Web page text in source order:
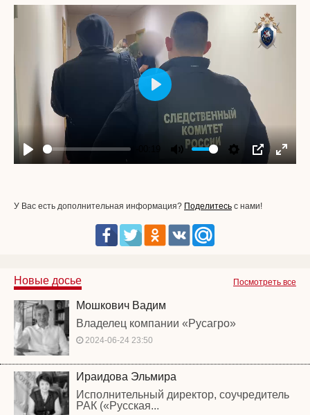
Play Mute SettingsPIP
Enter
Play
У Вас есть дополнительная информация? Поделитесь с нами!
Посмотреть все
Новые досье
Мошкович Вадим
Владелец компании «Русагро»
2024-06-24 23:50
Ираидова Эльмира
Исполнительный директор, соучредитель
РАК («Русская...